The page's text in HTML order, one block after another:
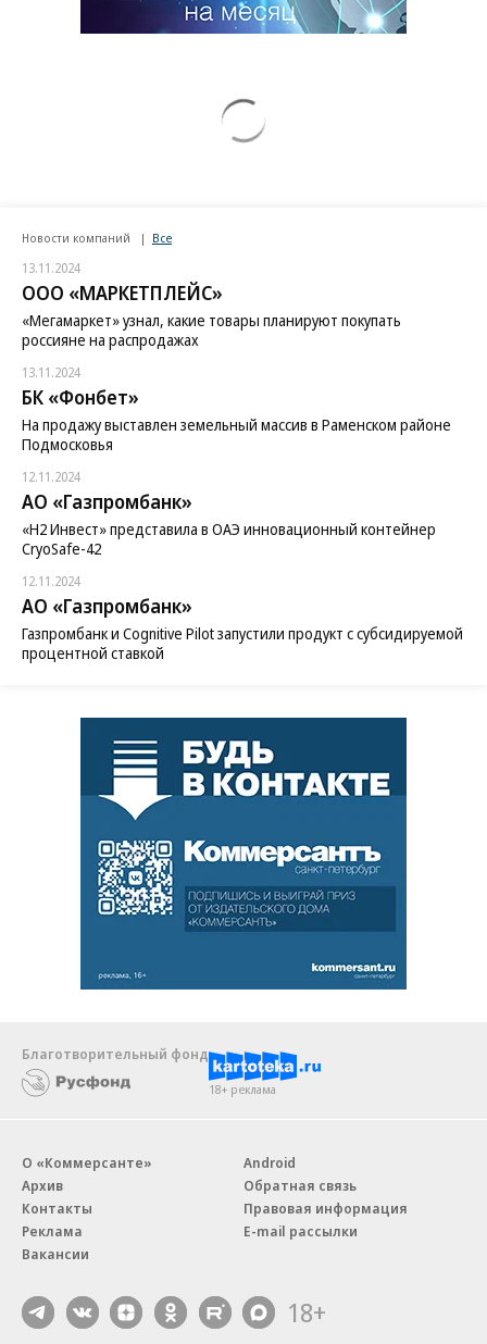
Новости компаний Все
13.11.2024
ООО «МАРКЕТПЛЕЙС»
«Мегамаркет» узнал, какие товары планируют покупать
россияне на распродажах
13.11.2024
БК «Фонбет»
На продажу выставлен земельный массив в Раменском районе
Подмосковья
12.11.2024
АО «Газпромбанк»
«H2 Инвест» представила в ОАЭ инновационный контейнер
CryoSafe-42
12.11.2024
АО «Газпромбанк»
Газпромбанк и Cognitive Pilot запустили продукт с субсидируемой
процентной ставкой
Благотворительный фонд
18+ реклама
О «Коммерсанте»
Архив
Контакты
Реклама
Вакансии
Android
Обратная связь
Правовая информация
E-mail рассылки
18+